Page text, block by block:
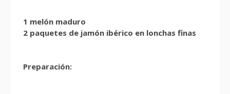
1 melón maduro
2 paquetes de jamón ibérico en lonchas finas
Preparación: